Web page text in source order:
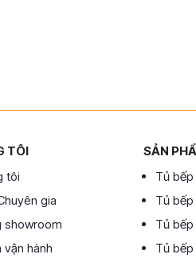
TÔI
tôi
gia
showroom
vận hành
SẢN
Tủ bếp
Tủ bếp
Tủ
Tủ